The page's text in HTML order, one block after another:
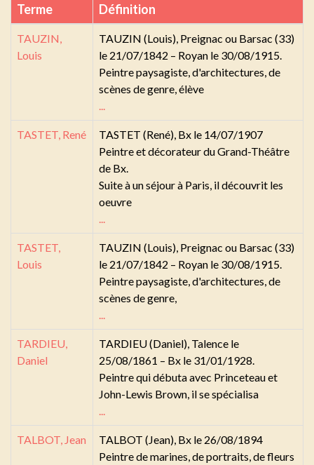
Terme Définition
TAUZIN,
Louis
TAUZIN (Louis), Preignac ou Barsac (33)
le 21/07/1842 – Royan le 30/08/1915.
Peintre paysagiste, d'architectures, de
scènes de genre, élève
TASTET, René
TASTET (René), Bx le 14/07/1907
Peintre et décorateur du Grand-Théâtre
de Bx.
Suite à un séjour à Paris, il découvrit les
oeuvre
TASTET,
Louis
TAUZIN (Louis), Preignac ou Barsac (33)
le 21/07/1842 – Royan le 30/08/1915.
Peintre paysagiste, d'architectures, de
scènes de genre,
TARDIEU,
Daniel
TARDIEU (Daniel), Talence le
25/08/1861 – Bx le 31/01/1928.
Peintre qui débuta avec Princeteau et
John-Lewis Brown, il se spécialisa
TALBOT, Jean
TALBOT (Jean), Bx le 26/08/1894
Peintre de marines, de portraits, de fleurs